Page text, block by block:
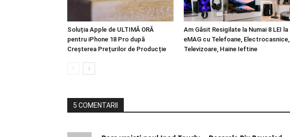
Soluția Apple de ULTIMĂ ORĂ
pentru iPhone 18 Pro după
Creșterea Prețurilor de Producție
Am Găsit Resigilate la Numai 8 LEI la
eMAG cu Telefoane, Electrocasnice,
Televizoare, Haine Ieftine
5 COMENTARII